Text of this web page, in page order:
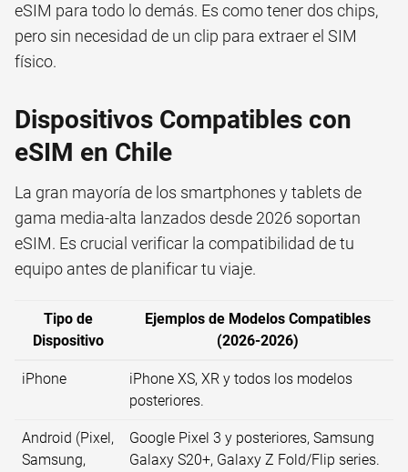
eSIM para todo lo demás. Es como tener dos chips,
pero sin necesidad de un clip para extraer el SIM
físico.
Dispositivos Compatibles con
eSIM en Chile
La gran mayoría de los smartphones y tablets de
gama media-alta lanzados desde 2026 soportan
eSIM. Es crucial verificar la compatibilidad de tu
equipo antes de planificar tu viaje.
Tipo de
Dispositivo
Ejemplos de Modelos Compatibles
(2026-2026)
iPhone
iPhone XS, XR y todos los modelos
posteriores.
Android (Pixel,
Samsung,
Google Pixel 3 y posteriores, Samsung
Galaxy S20+, Galaxy Z Fold/Flip series.